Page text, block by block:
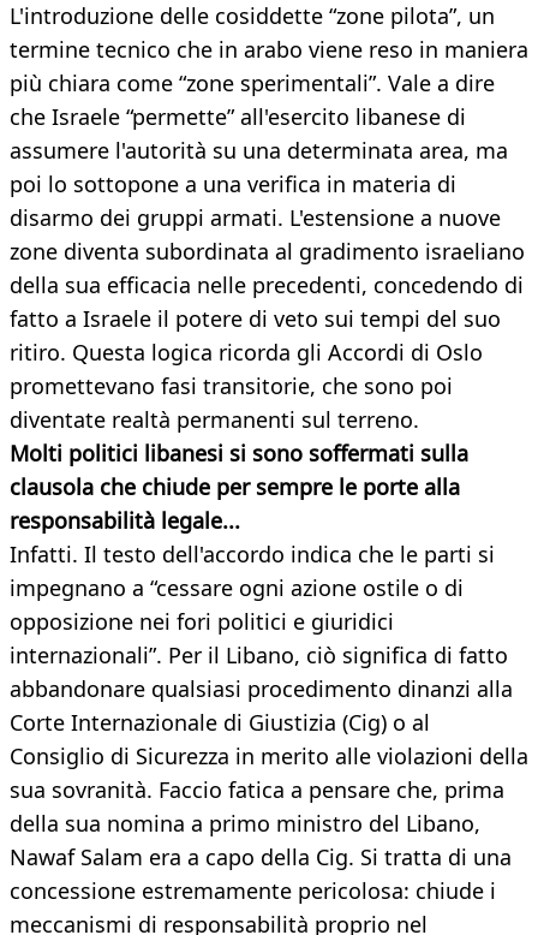
L'introduzione delle cosiddette “zone pilota”, un
termine tecnico che in arabo viene reso in maniera
più chiara come “zone sperimentali”. Vale a dire
che Israele “permette” all'esercito libanese di
assumere l'autorità su una determinata area, ma
poi lo sottopone a una verifica in materia di
disarmo dei gruppi armati. L'estensione a nuove
zone diventa subordinata al gradimento israeliano
della sua efficacia nelle precedenti, concedendo di
fatto a Israele il potere di veto sui tempi del suo
ritiro. Questa logica ricorda gli Accordi di Oslo
promettevano fasi transitorie, che sono poi
diventate realtà permanenti sul terreno.
Molti politici libanesi si sono soffermati sulla
clausola che chiude per sempre le porte alla
responsabilità legale...
Infatti. Il testo dell'accordo indica che le parti si
impegnano a “cessare ogni azione ostile o di
opposizione nei fori politici e giuridici
internazionali”. Per il Libano, ciò significa di fatto
abbandonare qualsiasi procedimento dinanzi alla
Corte Internazionale di Giustizia (Cig) o al
Consiglio di Sicurezza in merito alle violazioni della
sua sovranità. Faccio fatica a pensare che, prima
della sua nomina a primo ministro del Libano,
Nawaf Salam era a capo della Cig. Si tratta di una
concessione estremamente pericolosa: chiude i
meccanismi di responsabilità proprio nel